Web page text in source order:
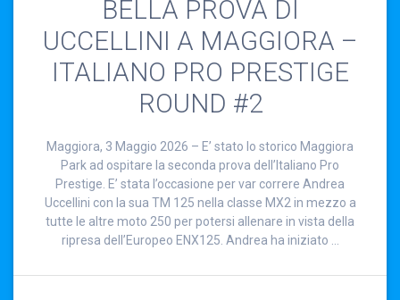
BELLA PROVA DI
UCCELLINI A MAGGIORA –
ITALIANO PRO PRESTIGE
ROUND #2
Maggiora, 3 Maggio 2026 – E’ stato lo storico Maggiora
Park ad ospitare la seconda prova dell’Italiano Pro
Prestige. E’ stata l’occasione per var correre Andrea
Uccellini con la sua TM 125 nella classe MX2 in mezzo a
tutte le altre moto 250 per potersi allenare in vista della
ripresa dell’Europeo ENX125. Andrea ha iniziato …